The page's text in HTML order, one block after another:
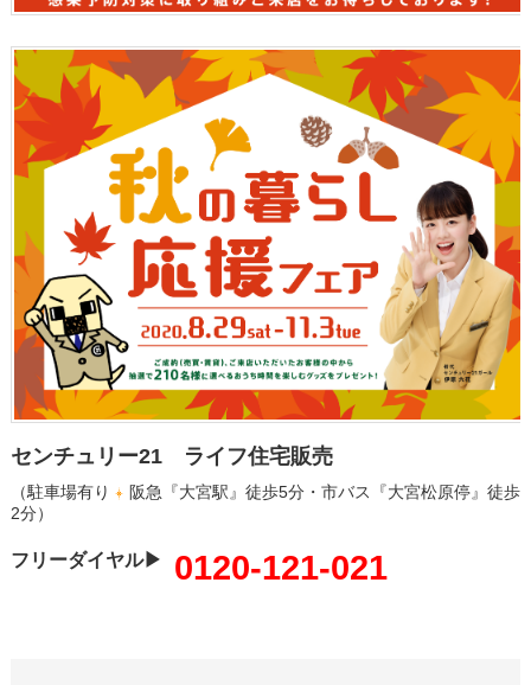
センチュリー21 ライフ住宅販売
（駐車場有り
阪急『大宮駅』徒歩5分・市バス『大宮松原停』徒歩
2分）
フリーダイヤル▶ 0120-121-021